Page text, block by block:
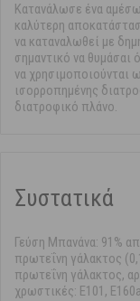
Κατανάλωσε ένα
καλύτερη
να καταναλωθεί με
σημαντικό να
να χρησιμοποιούνται
ισορροπημένης
διατροφικό πλάνο.
Συστατικά
Γεύση Μπανάνα: 91%
πρωτεΐνη γάλακτος
πρωτεΐνη γάλακτος,
χρωστικές: E101,